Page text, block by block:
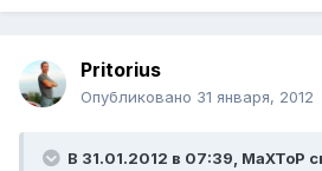
Pritorius
Опубликовано 31 января, 2012
В 31.01.2012 в 07:39, MaXToP